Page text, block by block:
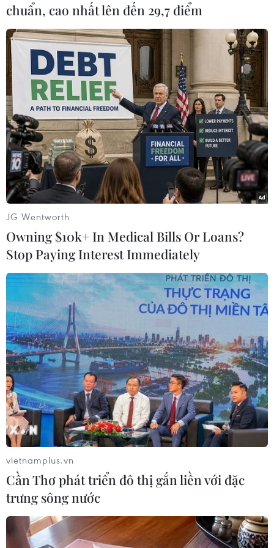
dưỡng sau đầu tư, công tác xã hội hóa…,cũng
như những vấn đề về đảm bảo tiến độ trong
quá trình thực hiện NTP3.
Kết luận hội nghị, Thứ trưởng Bộ Nông nghiệp
và Phát triển nông thôn Đào XuânHọc nhấn
mạnh bộ này sẽ đề nghị với Chính phủ cũng
như phối hợpvới các bộ, ngành liên quan để
đảm bảo nguồn vốn hỗ trợ cho NTP3. Bêncạnh
đó, Bộ Nông nghiệp và Phát triển nông thôn sẽ
phối hợp với các bộ, ngành liên quan để giải
quyết cácvấn đề về cơ chế, chính sách, tạo điều
kiện cho chính sách đi vào cuộcsống, phát huy
hiệu quả.
Bộ Nông nghiệp và Phát triển nông thôn cũng
đề nghị Bộ Kế hoạch và Đầutư, Bộ Tài chính, Bộ
Y tế, Bộ Giáo dục và Đào tạo chủ động phối hợp
đểđảm bảo các trường học, nơi công cộng có
nhà vệ sinh và có nguồn nướcsạch vào năm
2012./.
Hoàng Linh (TTXVN/Vietnam+)
chuẩn, cao nhất lên đến 29,7 điểm
JG Wentworth
Owning $10k+ In Medical Bills Or Loans?
Stop Paying Interest Immediately
vietnamplus.vn
Cần Thơ phát triển đô thị gắn liền với đặc
trưng sông nước